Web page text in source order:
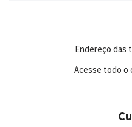
Endereço das
Acesse todo o